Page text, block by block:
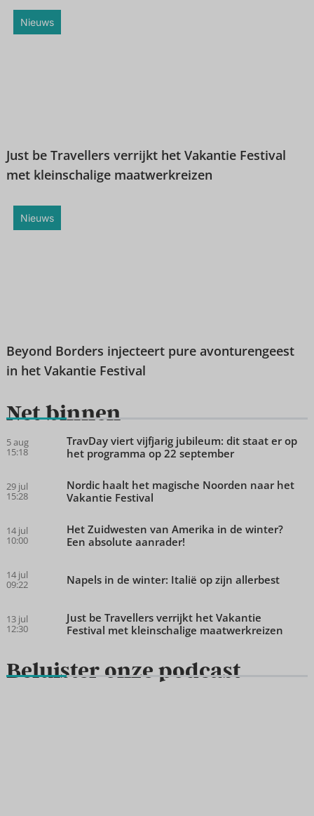
Nieuws
Just be Travellers verrijkt het Vakantie Festival
met kleinschalige maatwerkreizen
Nieuws
Beyond Borders injecteert pure avonturengeest
in het Vakantie Festival
Net binnen
5 aug
15:18
TravDay viert vijfjarig jubileum: dit staat er op
het programma op 22 september
29 jul
15:28
Nordic haalt het magische Noorden naar het
Vakantie Festival
14 jul
10:00
Het Zuidwesten van Amerika in de winter?
Een absolute aanrader!
14 jul
09:22 Napels in de winter: Italië op zijn allerbest
13 jul
12:30
Just be Travellers verrijkt het Vakantie
Festival met kleinschalige maatwerkreizen
Beluister onze podcast